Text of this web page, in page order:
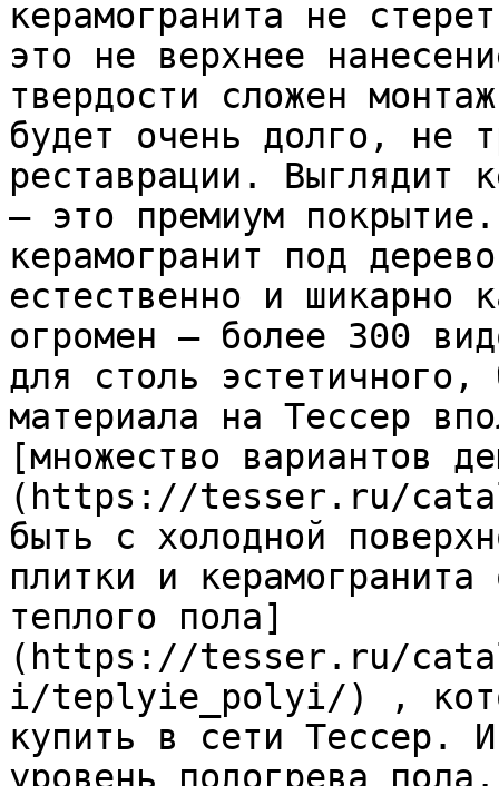
керамогранита не
это не верхнее
твердости сложен
будет очень долго, не
реставрации. Выглядит
– это премиум
керамогранит под
естественно и шикарно
огромен – более 300
для столь эстетичного,
материала на Тессер
[множество вариантов
(https://tesser.ru/
быть с холодной
плитки и
теплого пола]
(https://tesser.ru/
i/teplyie_polyi/) ,
купить в сети Тессер.
уровень подогрева